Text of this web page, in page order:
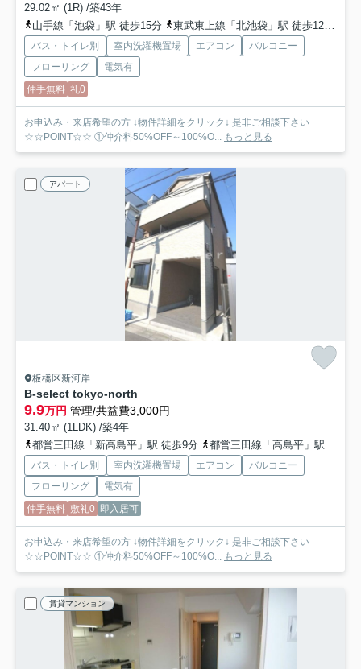
29.02㎡ (1R) /築43年
山手線「池袋」駅 徒歩15分
東武東上線「北池袋」駅 徒歩12分
バス・トイレ別 室内洗濯機置場 エアコン
バルコニー
フローリング
電気有
仲手無料 礼0
お申込み・来店希望の方 ↓物件詳細をクリック↓ 是非ご相談下さい
☆☆POINT☆☆ ①仲介料50%OFF～100%O... もっと見る
アパート
板橋区新河岸
B-select tokyo-north
9.9万円 管理/共益費3,000円
31.40㎡ (1LDK) /築4年
都営三田線「新高島平」駅 徒歩9分
都営三田線「高島平」駅 徒歩13分
バス・トイレ別 室内洗濯機置場 エアコン
バルコニー
フローリング
電気有
仲手無料 敷礼0 即入居可
お申込み・来店希望の方 ↓物件詳細をクリック↓ 是非ご相談下さい
☆☆POINT☆☆ ①仲介料50%OFF～100%O... もっと見る
賃貸マンション